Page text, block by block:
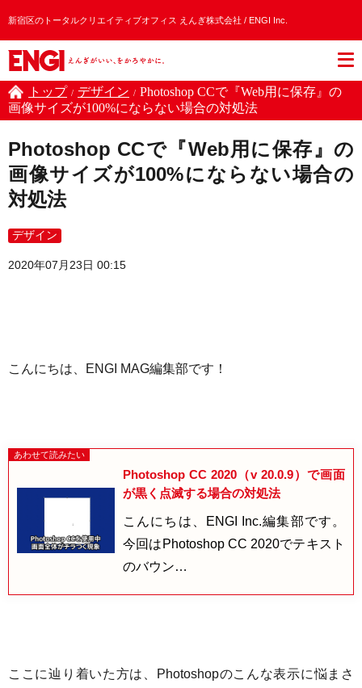
新宿区のトータルクリエイティブオフィス えんぎ株式会社 / ENGI Inc.
トップ / デザイン / Photoshop CCで『Web用に保存』の
画像サイズが100%にならない場合の対処法
Photoshop CCで『Web用に保存』の
画像サイズが100%にならない場合の
対処法
デザイン
2020年07月23日 00:15
こんにちは、ENGI MAG編集部です！
Photoshop CC 2020（v 20.0.9）で画面
が黒く点滅する場合の対処法
こんにちは、ENGI Inc.編集部です。
今回はPhotoshop CC 2020でテキスト
のバウン…
ここに辿り着いた方は、Photoshopのこんな表示に悩まさ